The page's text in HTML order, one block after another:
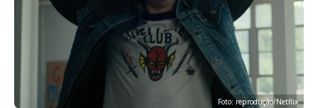
Foto: reprodução/Netflix